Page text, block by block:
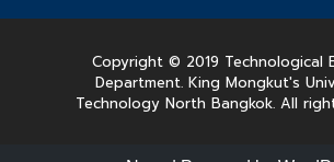
Copyright © 2019 Technological
Department. King Mongkut's
Technology North Bangkok. All